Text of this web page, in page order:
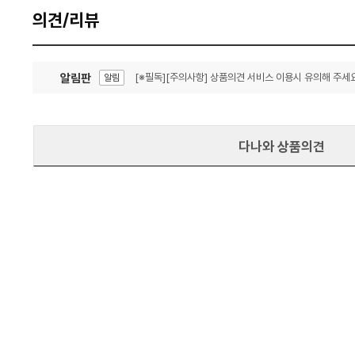
의견/리뷰
알림판 알림 [※필독][주의사항] 상품의견 서비스 이용시 유의해 주세
다나와 상품의견